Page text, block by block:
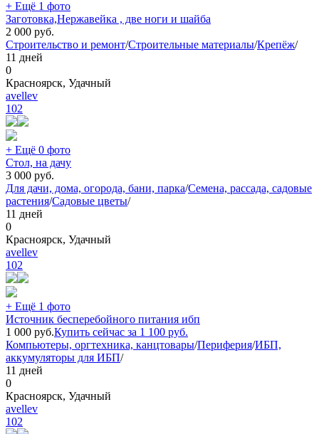
+ Ещё 1 фото
Заготовка,Нержавейка , две ноги и шайба
2 000 руб.
Строительство и ремонт/Строительные материалы/Крепёж/
11 дней
0
Красноярск, Удачный
avellev
102
+ Ещё 0 фото
Стол, на дачу
3 000 руб.
Для дачи, дома, огорода, бани, парка/Семена, рассада, садовые
растения/Садовые цветы/
11 дней
0
Красноярск, Удачный
avellev
102
+ Ещё 1 фото
Источник бесперебойного питания ибп
1 000 руб.Купить сейчас за 1 100 руб.
Компьютеры, оргтехника, канцтовары/Периферия/ИБП,
аккумуляторы для ИБП/
11 дней
0
Красноярск, Удачный
avellev
102